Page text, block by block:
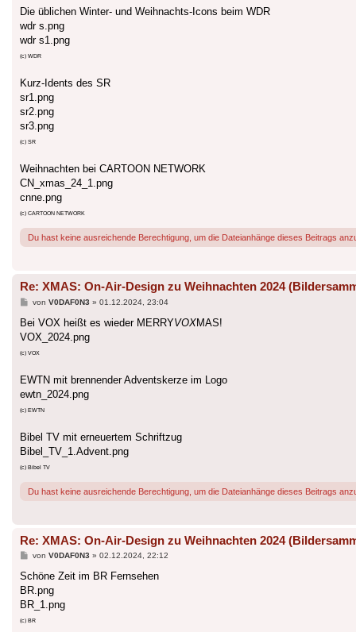
Die üblichen Winter- und Weihnachts-Icons beim WDR
wdr s.png
wdr s1.png
(c) WDR
Kurz-Idents des SR
sr1.png
sr2.png
sr3.png
(c) SR
Weihnachten bei CARTOON NETWORK
CN_xmas_24_1.png
cnne.png
(c) CARTOON NETWORK
Du hast keine ausreichende Berechtigung, um die Dateianhänge dieses Beitrags
Re: XMAS: On-Air-Design zu Weihnachten 2024
Beitrag
von V0DAF0N3 » 01.12.2024, 23:04
Bei VOX heißt es wieder MERRYVOXMAS!
VOX_2024.png
(c) VOX
EWTN mit brennender Adventskerze im Logo
ewtn_2024.png
(c) EWTN
Bibel TV mit erneuertem Schriftzug
Bibel_TV_1.Advent.png
(c) Bibel TV
Du hast keine ausreichende Berechtigung, um die Dateianhänge dieses Beitrags
Re: XMAS: On-Air-Design zu Weihnachten 2024
Beitrag
von V0DAF0N3» 02.12.2024, 22:12
Schöne Zeit im BR Fernsehen
BR.png
BR_1.png
(c) BR